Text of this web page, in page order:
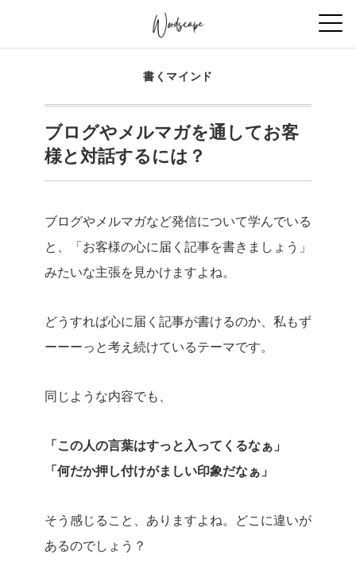
書くマインド
ブログやメルマガを通してお客
様と対話するには？
ブログやメルマガなど発信について学んでいる
と、「お客様の心に届く記事を書きましょう」
みたいな主張を見かけますよね。
どうすれば心に届く記事が書けるのか、私もず
ーーーっと考え続けているテーマです。
同じような内容でも、
「この人の言葉はすっと入ってくるなぁ」
「何だか押し付けがましい印象だなぁ」
そう感じること、ありますよね。どこに違いが
あるのでしょう？